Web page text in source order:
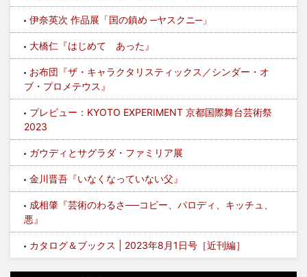
伊奈英次 作品展「国の鎮め ─ヤスクニ─」
大橋仁『はじめて あった』
お布団『ザ・キャラクタリスティックス／シンダー・オ
ブ・プロメテウス』
プレビュー：KYOTO EXPERIMENT 京都国際舞台芸術祭
2023
ガウディとサグラダ・ファミリア展
金川晋吾『いなくなっていない父』
成相肇『芸術のわるさ──コピー、パロディ、キッチュ、
悪』
カタログ＆ブックス | 2023年8月1日号［近刊編］